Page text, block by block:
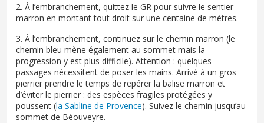
2. À l’embranchement, quittez le GR pour suivre le sentier
marron en montant tout droit sur une centaine de mètres.
3. À l’embranchement, continuez sur le chemin marron (le
chemin bleu mène également au sommet mais la
progression y est plus difficile). Attention : quelques
passages nécessitent de poser les mains. Arrivé à un gros
pierrier prendre le temps de repérer la balise marron et
d’éviter le pierrier : des espèces fragiles protégées y
poussent (la Sabline de Provence). Suivez le chemin jusqu’au
sommet de Béouveyre.